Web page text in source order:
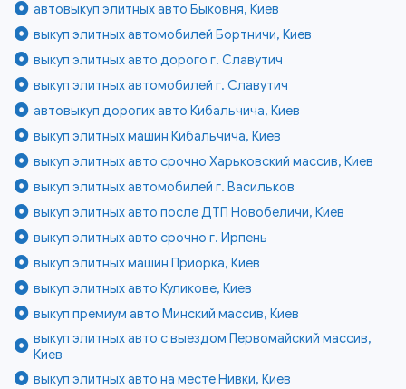
автовыкуп элитных авто Быковня, Киев
выкуп элитных автомобилей Бортничи, Киев
выкуп элитных авто дорого г. Славутич
выкуп элитных автомобилей г. Славутич
автовыкуп дорогих авто Кибальчича, Киев
выкуп элитных машин Кибальчича, Киев
выкуп элитных авто срочно Харьковский массив, Киев
выкуп элитных автомобилей г. Васильков
выкуп элитных авто после ДТП Новобеличи, Киев
выкуп элитных авто срочно г. Ирпень
выкуп элитных машин Приорка, Киев
выкуп элитных авто Куликове, Киев
выкуп премиум авто Минский массив, Киев
выкуп элитных авто с выездом Первомайский массив,
Киев
выкуп элитных авто на месте Нивки, Киев